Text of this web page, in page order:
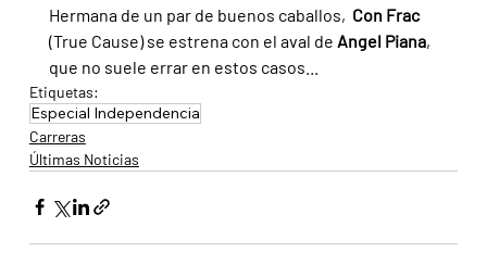
Hermana de un par de buenos caballos, Con Frac
(True Cause) se estrena con el aval de Angel Piana,
que no suele errar en estos casos...
Etiquetas:
Especial Independencia
Carreras
Últimas Noticias